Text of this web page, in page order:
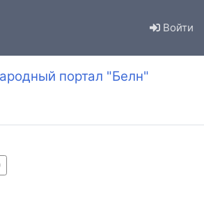
Войти
портал "Белн"